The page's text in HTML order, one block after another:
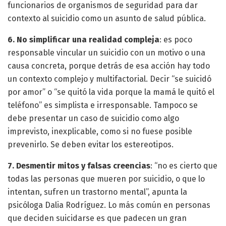
funcionarios de organismos de seguridad para dar
contexto al suicidio como un asunto de salud pública.
6. No simplificar una realidad compleja: es poco
responsable vincular un suicidio con un motivo o una
causa concreta, porque detrás de esa acción hay todo
un contexto complejo y multifactorial. Decir “se suicidó
por amor” o “se quitó la vida porque la mamá le quitó el
teléfono” es simplista e irresponsable. Tampoco se
debe presentar un caso de suicidio como algo
imprevisto, inexplicable, como si no fuese posible
prevenirlo. Se deben evitar los estereotipos.
7. Desmentir mitos y falsas creencias: “no es cierto que
todas las personas que mueren por suicidio, o que lo
intentan, sufren un trastorno mental”, apunta la
psicóloga Dalia Rodríguez. Lo más común en personas
que deciden suicidarse es que padecen un gran